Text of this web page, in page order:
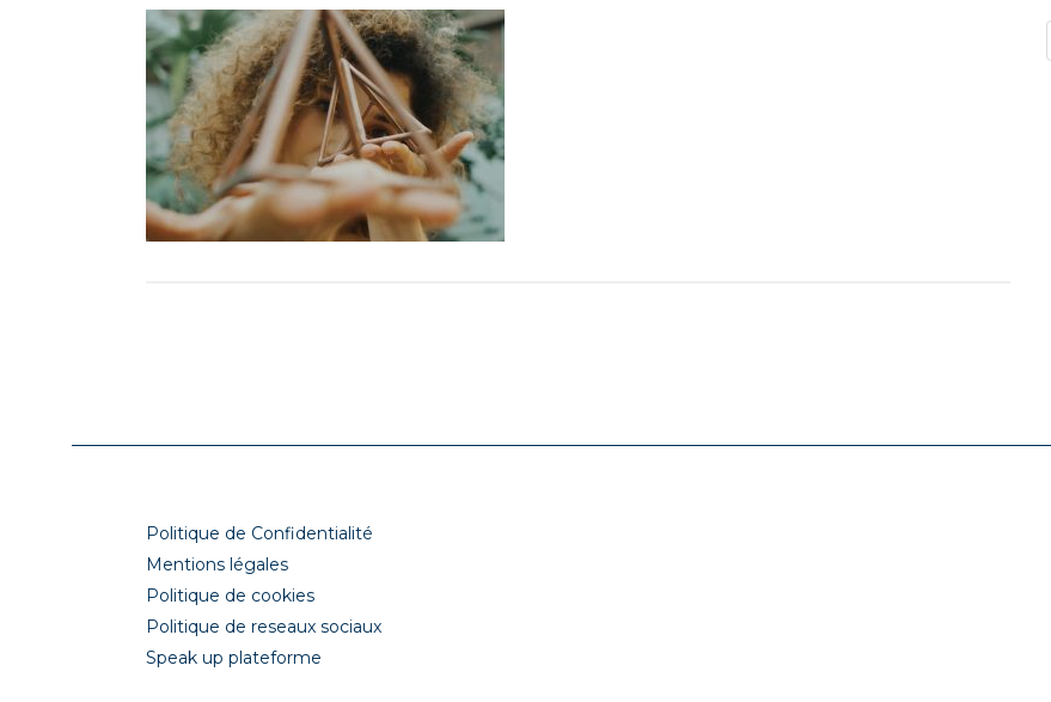
Politique de Confidentialité
Mentions légales
Politique de cookies
Politique de reseaux sociaux
Speak up plateforme